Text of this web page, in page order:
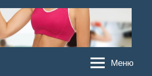
Меню